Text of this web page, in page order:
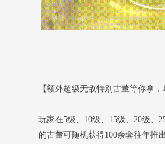
【额外超级无敌特别古董等你拿，
玩家在5级、10级、15级、20级、
的古董可随机获得100余套往年推